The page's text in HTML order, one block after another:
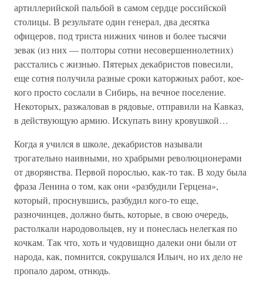
артиллерийской пальбой в самом сердце российской
столицы. В результате один генерал, два десятка
офицеров, под триста нижних чинов и более тысячи
зевак (из них — полторы сотни несовершеннолетних)
расстались с жизнью. Пятерых декабристов повесили,
еще сотня получила разные сроки каторжных работ, кое-
кого просто сослали в Сибирь, на вечное поселение.
Некоторых, разжаловав в рядовые, отправили на Кавказ,
в действующую армию. Искупать вину кровушкой…
Когда я учился в школе, декабристов называли
трогательно наивными, но храбрыми революционерами
от дворянства. Первой порослью, как-то так. В ходу была
фраза Ленина о том, как они «разбудили Герцена»,
который, проснувшись, разбудил кого-то еще,
разночинцев, должно быть, которые, в свою очередь,
растолкали народовольцев, ну и понеслась нелегкая по
кочкам. Так что, хоть и чудовищно далеки они были от
народа, как, помнится, сокрушался Ильич, но их дело не
пропало даром, отнюдь.